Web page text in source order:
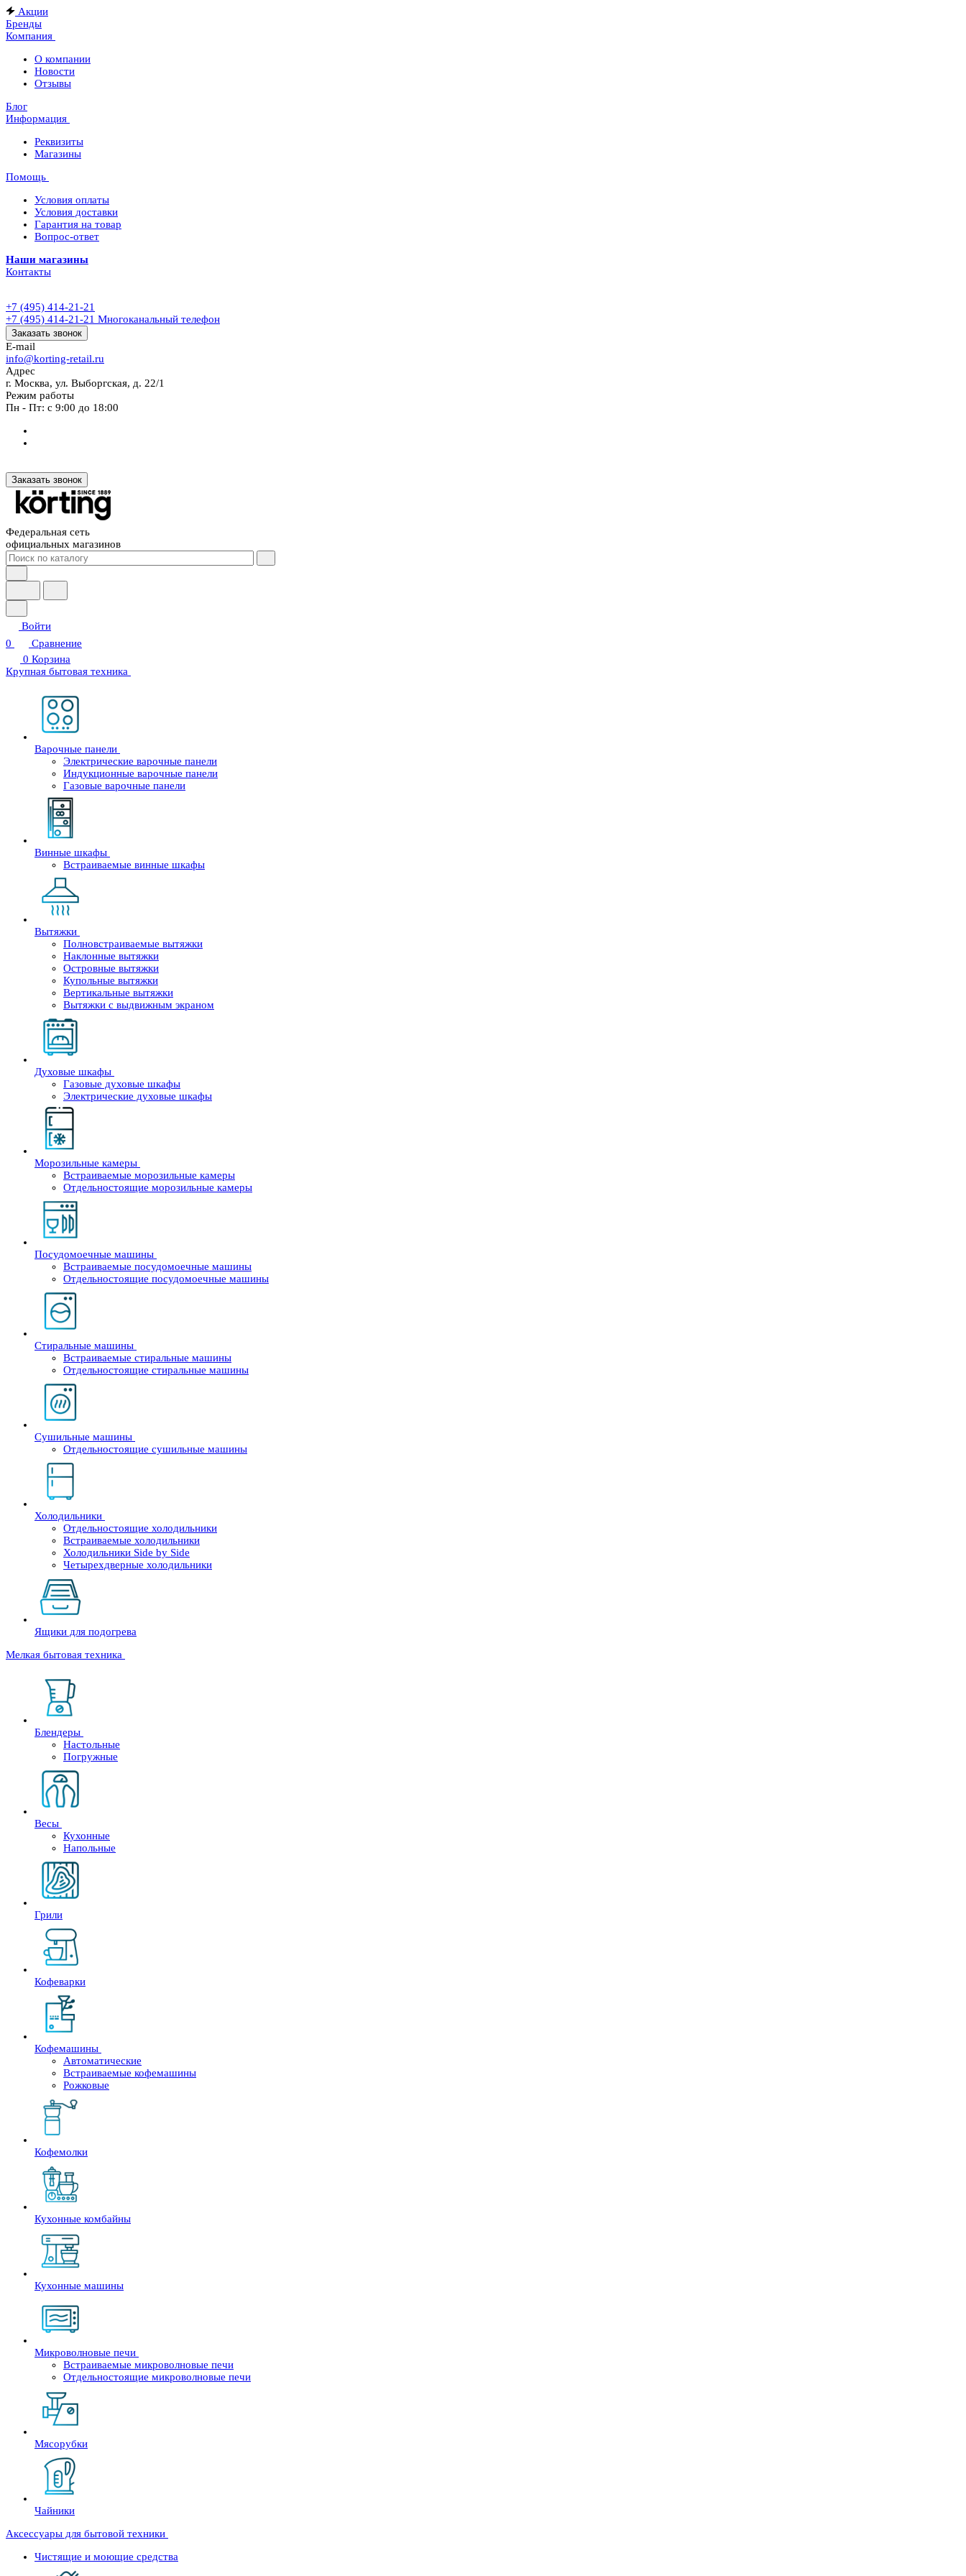
Акции
Бренды
Компания
О компании
Новости
Отзывы
Блог
Информация
Реквизиты
Магазины
Помощь
Условия оплаты
Условия доставки
Гарантия на товар
Вопрос-ответ
Наши магазины
Контакты
+7 (495) 414-21-21
+7 (495) 414-21-21 Многоканальный телефон
Заказать звонок
E-mail
info@korting-retail.ru
Адрес
г. Москва, ул. Выборгская, д. 22/1
Режим работы
Пн - Пт: с 9:00 до 18:00
Заказать звонок
Федеральная сеть
официальных магазинов
Войти
0
Сравнение
0 Корзина
Крупная бытовая техника
Варочные панели
Электрические варочные панели
Индукционные варочные панели
Газовые варочные панели
Винные шкафы
Встраиваемые винные шкафы
Вытяжки
Полновстраиваемые вытяжки
Наклонные вытяжки
Островные вытяжки
Купольные вытяжки
Вертикальные вытяжки
Вытяжки с выдвижным экраном
Духовые шкафы
Газовые духовые шкафы
Электрические духовые шкафы
Морозильные камеры
Встраиваемые морозильные камеры
Отдельностоящие морозильные камеры
Посудомоечные машины
Встраиваемые посудомоечные машины
Отдельностоящие посудомоечные машины
Стиральные машины
Встраиваемые стиральные машины
Отдельностоящие стиральные машины
Сушильные машины
Отдельностоящие сушильные машины
Холодильники
Отдельностоящие холодильники
Встраиваемые холодильники
Холодильники Side by Side
Четырехдверные холодильники
Ящики для подогрева
Мелкая бытовая техника
Блендеры
Настольные
Погружные
Весы
Кухонные
Напольные
Грили
Кофеварки
Кофемашины
Автоматические
Встраиваемые кофемашины
Рожковые
Кофемолки
Кухонные комбайны
Кухонные машины
Микроволновые печи
Встраиваемые микроволновые печи
Отдельностоящие микроволновые печи
Мясорубки
Чайники
Аксессуары для бытовой техники
Чистящие и моющие средства